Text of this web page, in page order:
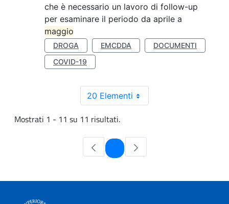
che è necessario un lavoro di follow-up
per esaminare il periodo da aprile a
maggio
DROGA EMCDDA
DOCUMENTI
COVID-19
20 Elementi
Mostrati 1 - 11 su 11 risultati.
Pagina